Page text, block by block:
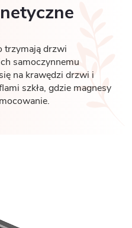
trzymają drzwi
samoczynnemu
na krawędzi drzwi i
szkła, gdzie magnesy